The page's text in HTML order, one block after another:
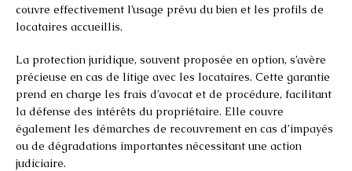
couvre effectivement l’usage prévu du bien et les profils de
locataires accueillis.
La protection juridique, souvent proposée en option, s’avère
précieuse en cas de litige avec les locataires. Cette garantie
prend en charge les frais d’avocat et de procédure, facilitant
la défense des intérêts du propriétaire. Elle couvre
également les démarches de recouvrement en cas d’impayés
ou de dégradations importantes nécessitant une action
judiciaire.